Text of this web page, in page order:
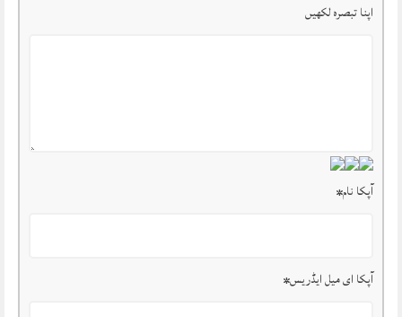
اپنا تبصرہ لکھیں
آپکا نام*
آپکا ای میل ایڈریس*